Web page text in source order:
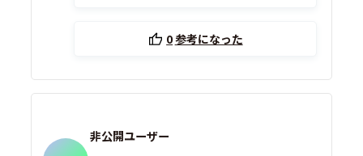
0参考になった
非公開ユーザー